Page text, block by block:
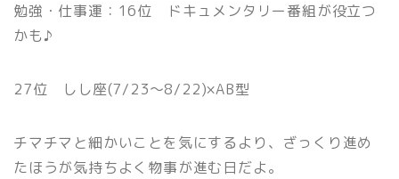
勉強・仕事運：16位 ドキュメンタリー番組が役立つ
かも♪
27位 しし座(7/23〜8/22)×AB型
チマチマと細かいことを気にするより、ざっくり進め
たほうが気持ちよく物事が進む日だよ。
サイトマップ